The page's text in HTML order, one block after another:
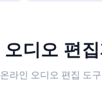
오디오 편
온라인 오디오 편집 도